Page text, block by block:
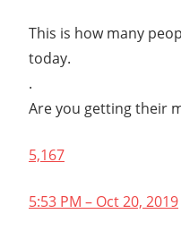
This is how many
today.
.
Are you getting their
5,167
5:53 PM – Oct 20, 2019